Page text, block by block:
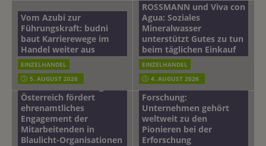
Vom Azubi zur
Führungskraft: budni
baut Karrierewege im
Handel weiter aus
EINZELHANDEL
5. AUGUST 2026
ROSSMANN und Viva con
Agua: Soziales
Mineralwasser
unterstützt Gutes zu tun
beim täglichen Einkauf
EINZELHANDEL
4. AUGUST 2026
mehr vom leben tag: dm
Österreich fördert
ehrenamtliches
Engagement der
Mitarbeitenden in
Blaulicht-Organisationen
Beiersdorf
Hautmikrobiom-
Forschung:
Unternehmen gehört
weltweit zu den
Pionieren bei der
Erforschung